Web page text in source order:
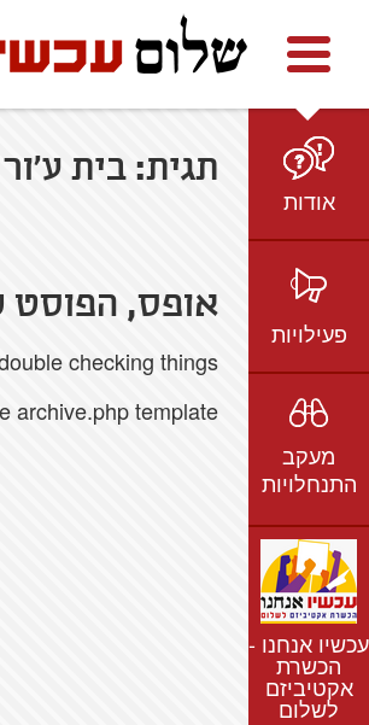
Facebookyoutube twitter
אודות
הצוות
חזון ועמדות
אמיל גרינצווייג
שקיפות
פעילויות
ברשת
בתקשורת
וידאו
מעקב
התנחלויות
נתונים
חדשות
נושאים
רשימת התנחלויות
מפת התנחלויות
עכשיו אנחנו -
הכשרת
אקטיביזם
לשלום
תגית: בית
אופס, הפוסט
checking things.
archive.php template.